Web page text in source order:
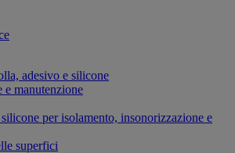
adesivo e silicone
e manutenzione
per isolamento, insonorizzazione e
superfici